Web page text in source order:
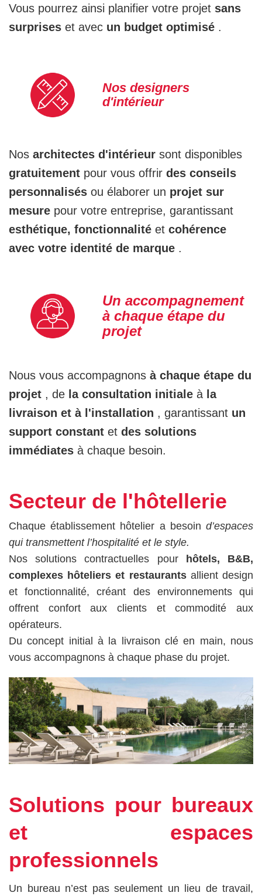
Vous pourrez ainsi planifier votre projet sans
surprises et avec un budget optimisé .
Nos designers
d'intérieur
Nos architectes d'intérieur sont disponibles
gratuitement pour vous offrir des conseils
personnalisés ou élaborer un projet sur
mesure pour votre entreprise, garantissant
esthétique, fonctionnalité et cohérence
avec votre identité de marque .
Un accompagnement
à chaque étape du
projet
Nous vous accompagnons à chaque étape du
projet , de la consultation initiale à la
livraison et à l'installation , garantissant un
support constant et des solutions
immédiates à chaque besoin.
Secteur de l'hôtellerie
Chaque établissement hôtelier a besoin d’espaces
qui transmettent l’hospitalité et le style.
Nos solutions contractuelles pour
hôtels, B&B,
complexes hôteliers et restaurantsallient design
et fonctionnalité, créant des environnements qui
offrent confort aux clients et commodité aux
opérateurs.
Du concept initial à la livraison clé en main, nous
vous accompagnons à chaque phase du projet.
Solutions pour bureaux
et espaces
professionnels
Un bureau n’est pas seulement un lieu de travail,